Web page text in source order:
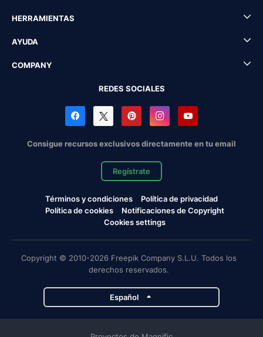
HERRAMIENTAS
AYUDA
COMPANY
REDES SOCIALES
Consigue recursos exclusivos directamente en tu email
Regístrate
Términos y condiciones
Política de privacidad
Política de cookies
Notificaciones de Copyright
Cookies settings
Copyright © 2010-2026 Freepik Company S.L.U. Todos los
derechos reservados.
Español